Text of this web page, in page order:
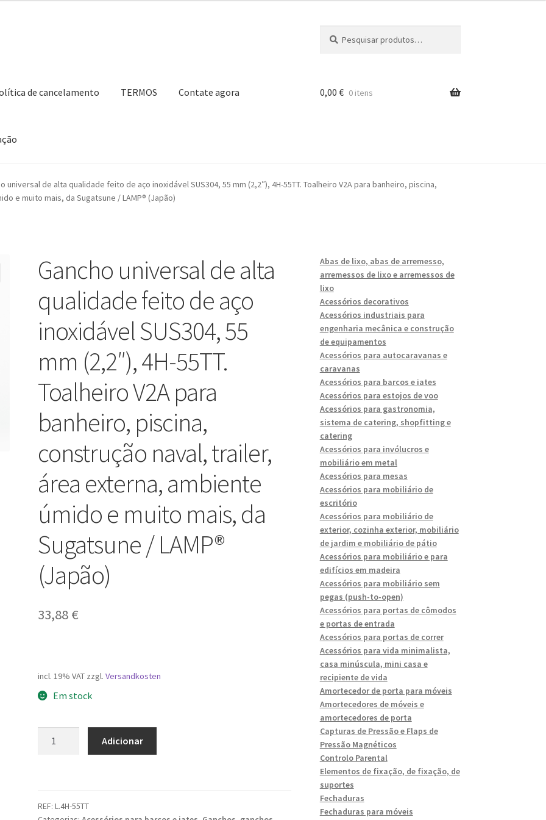
por:
de cancelamento TERMOS Contate agora
de comprasContate agora Impressão Navegação Nossos parceiros
0,00 € 0 itens
universal de alta qualidade feito de aço inoxidável SUS304, 55 mm (2,2″), 4H-55TT. Toalheiro V2A para banheiro, piscina,
e muito mais, da Sugatsune / LAMP® (Japão)
Gancho universal de alta
qualidade feito de aço
inoxidável SUS304, 55
mm (2,2″), 4H-55TT.
Toalheiro V2A para
banheiro, piscina,
construção naval, trailer,
área externa, ambiente
úmido e muito mais, da
Sugatsune / LAMP®
(Japão)
33,88 €
incl. 19% VAT zzgl.Versandkosten
Em stock
alta
Adicionar
REF:L.4H-55TT
Abas de lixo, abas de arremesso,
arremessos de lixo e arremessos de
lixo
Acessórios decorativos
Acessórios industriais para
engenharia mecânica e construção
de equipamentos
Acessórios para autocaravanas e
caravanas
Acessórios para barcos e iates
Acessórios para estojos de voo
Acessórios para gastronomia,
sistema de catering, shopfitting e
catering
Acessórios para invólucros e
mobiliário em metal
Acessórios para mesas
Acessórios para mobiliário de
escritório
Acessórios para mobiliário de
exterior, cozinha exterior, mobiliário
de jardim e mobiliário de pátio
Acessórios para mobiliário e para
edifícios em madeira
Acessórios para mobiliário sem
pegas (push-to-open)
Acessórios para portas de cômodos
e portas de entrada
Acessórios para portas de correr
Acessórios para vida minimalista,
casa minúscula, mini casa e
recipiente de vida
Amortecedor de porta para móveis
Amortecedores de móveis e
amortecedores de porta
Capturas de Pressão e Flaps de
Pressão Magnéticos
Controlo Parental
Elementos de fixação, de fixação, de
suportes
Fechaduras
Fechaduras para móveis